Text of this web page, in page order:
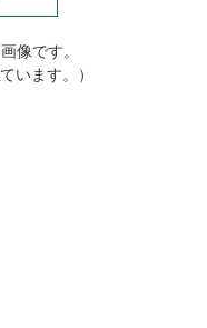
像です。
います。）